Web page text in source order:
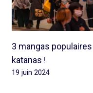
3 mangas
katanas !
19 juin 2024